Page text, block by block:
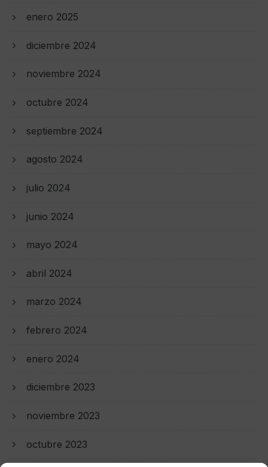
enero 2025
diciembre 2024
noviembre 2024
octubre 2024
septiembre 2024
agosto 2024
julio 2024
junio 2024
mayo 2024
abril 2024
marzo 2024
febrero 2024
enero 2024
diciembre 2023
noviembre 2023
octubre 2023